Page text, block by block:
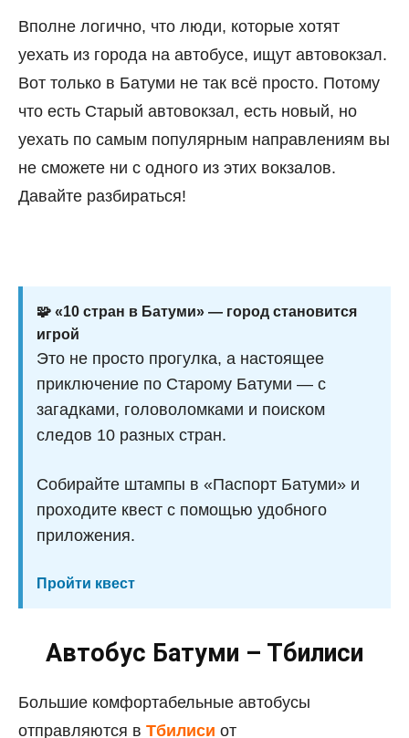
Вполне логично, что люди, которые хотят
уехать из города на автобусе, ищут автовокзал.
Вот только в Батуми не так всё просто. Потому
что есть Старый автовокзал, есть новый, но
уехать по самым популярным направлениям вы
не сможете ни с одного из этих вокзалов.
Давайте разбираться!
🧩 «10 стран в Батуми» — город становится
игрой
Это не просто прогулка, а настоящее
приключение по Старому Батуми — с
загадками, головоломками и поиском
следов 10 разных стран.
Собирайте штампы в «Паспорт Батуми» и
проходите квест с помощью удобного
приложения.
Пройти квест
Автобус Батуми – Тбилиси
Большие комфортабельные автобусы
отправляются в Тбилиси от